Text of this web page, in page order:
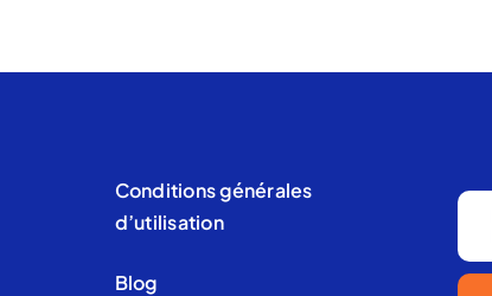
Conditions générales
d’utilisation
Blog